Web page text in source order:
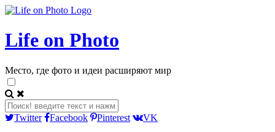
Life on Photo
Место, где фото и идеи расширяют мир
Twitter Facebook Pinterest
VK